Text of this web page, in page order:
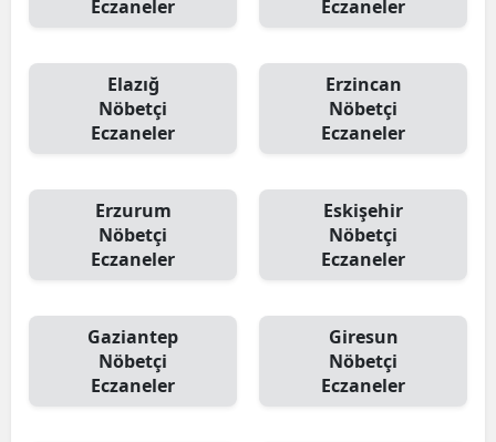
Eczaneler Eczaneler
Elazığ
Nöbetçi
Eczaneler
Erzincan
Nöbetçi
Eczaneler
Erzurum
Nöbetçi
Eczaneler
Eskişehir
Nöbetçi
Eczaneler
Gaziantep
Nöbetçi
Eczaneler
Giresun
Nöbetçi
Eczaneler